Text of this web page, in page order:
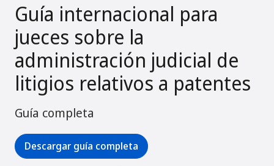
Guía internacional para
jueces sobre la
administración judicial de
litigios relativos a patentes
Guía completa
Descargar guía completa